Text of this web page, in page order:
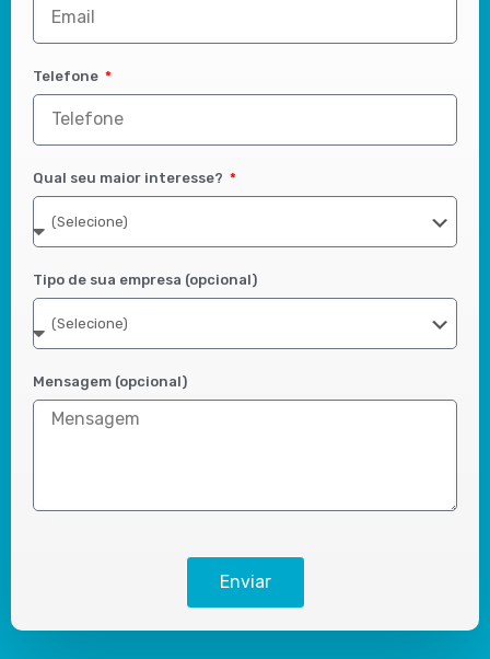
Telefone
Qual seu maior interesse?
Tipo de sua empresa (opcional)
Mensagem (opcional)
Enviar